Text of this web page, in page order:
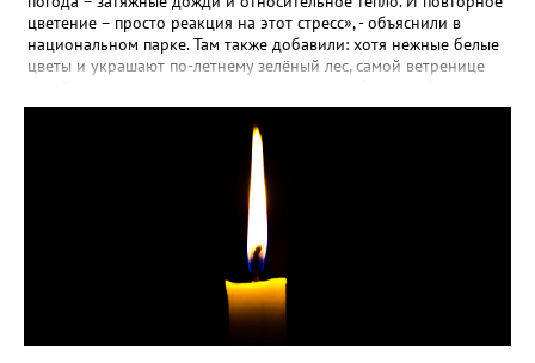
пошли на наращивание корневой системы. А со второго года
пусть лаванда цветёт во всю силу! Фото: Екатерина Бойко,
специально для «Златоуст.инфо». Обсуждение новости здесь
цветение – просто реакция на этот стресс», - объяснили в
национальном парке. Там также добавили: хотя нежные белые
цветы и украшают по-летнему зелёный лес, самой ветренице
силы перед долгой зимовкой.